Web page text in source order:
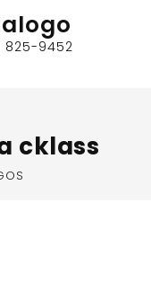
825-9452
cklass